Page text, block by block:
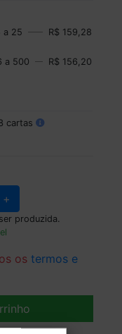
a 25 R$ 159,28
a 500 R$ 156,20
cartas
+
produzida.
ostermos e